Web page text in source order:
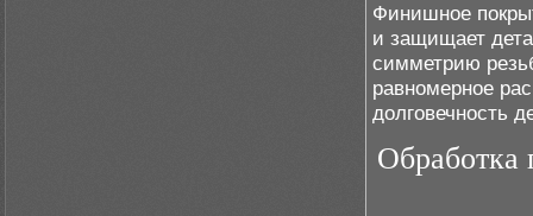
Финишное
и защищает
симметрию
равномерное
долговечность
Обработка